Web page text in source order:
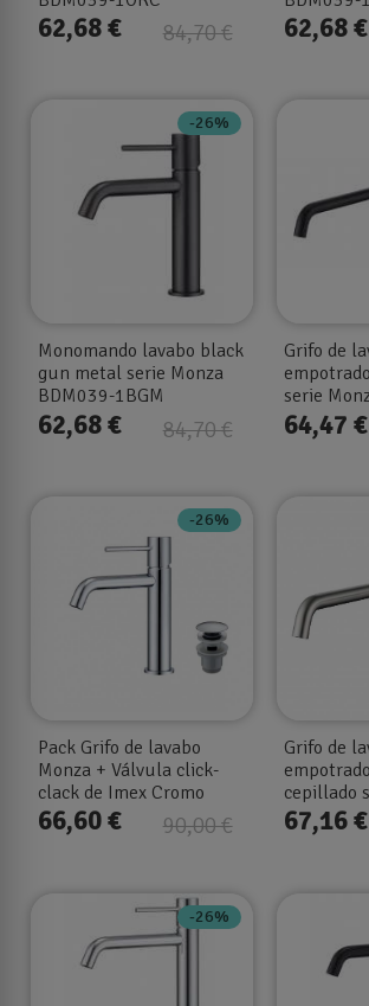
84,70 €
62,68 € 62,68 €
-26%
Monomando lavabo black
gun metal serie Monza
BDM039-1BGM
84,70 €
62,68 €
Grifo de
serie
64,47 €
-26%
Pack Grifo de lavabo
Monza + Válvula click-
clack de Imex Cromo
90,00 €
66,60 €
Grifo de
cepillado
GLM039/
67,16 €
-26%